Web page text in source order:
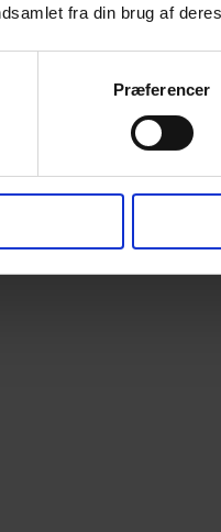
fra din brug af
Præferencer